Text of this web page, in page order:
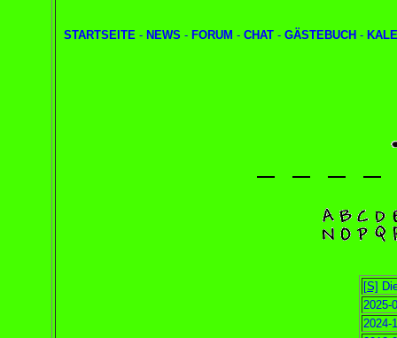
STARTSEITE - NEWS - FORUM - CHAT - GÄSTEBUCH -
[S]
2025-
2024-